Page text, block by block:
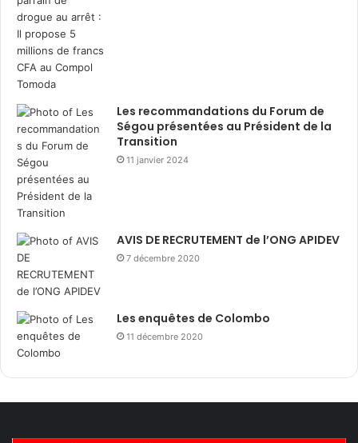
Les recommandations du Forum de
Ségou présentées au Président de la
Transition
11 janvier 2024
AVIS DE RECRUTEMENT de l’ONG APIDEV
7 décembre 2020
Les enquêtes de Colombo
11 décembre 2020